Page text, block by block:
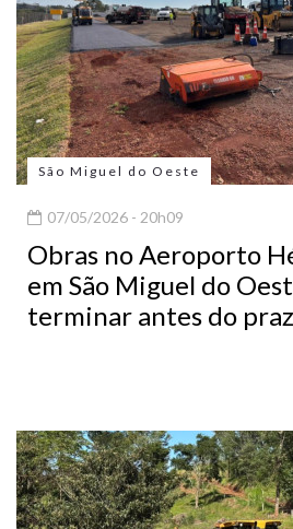
São Miguel do Oeste
07/05/2026 - 20h09
Obras no Aeroporto
em São Miguel do
terminar antes do